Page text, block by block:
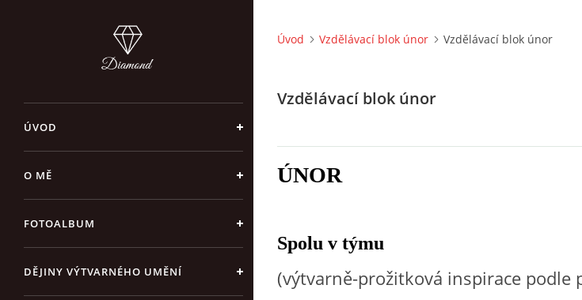
ÚVOD
O MĚ
FOTOALBUM
DĚJINY VÝTVARNÉHO UMĚNÍ
Úvod Vzdělávací blok únor Vzdělávací blok únor
Vzdělávací blok únor
ÚNOR
Spolu v týmu
(výtvarně-prožitková inspirace podle